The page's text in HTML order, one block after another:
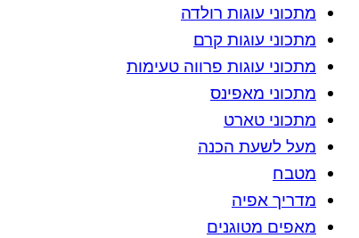
מתכוני עוגות רולדה
מתכוני עוגות קרם
מתכוני עוגות פרווה טעימות
מתכוני מאפינס
מתכוני טארט
מעל לשעת הכנה
מטבח
מדריך אפיה
מאפים מטוגנים